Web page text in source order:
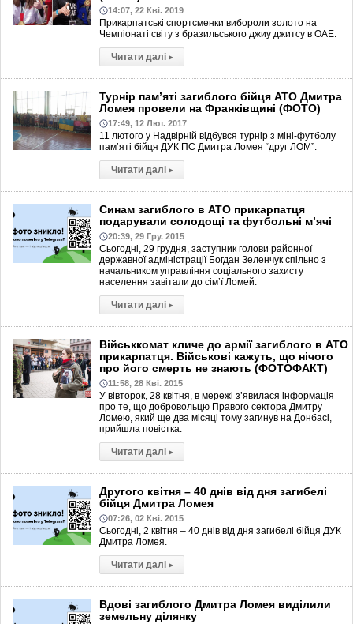
14:07, 22 Кві. 2019
Прикарпатські спортсменки вибороли золото на
Чемпіонаті світу з бразильського джиу джитсу в ОАЕ.
Читати далі ▸
Турнір пам’яті загиблого бійця АТО Дмитра
Ломея провели на Франківщині (ФОТО)
17:49, 12 Лют. 2017
11 лютого у Надвірній відбувся турнір з міні-футболу
пам’яті бійця ДУК ПС Дмитра Ломея “друг ЛОМ”.
Читати далі ▸
Синам загиблого в АТО прикарпатця
подарували солодощі та футбольні м’ячі
20:39, 29 Гру. 2015
Сьогодні, 29 грудня, заступник голови районної
державної адміністрації Богдан Зеленчук спільно з
начальником управління соціального захисту
населення завітали до сім’ї Ломей.
Читати далі ▸
Військкомат кличе до армії загиблого в АТО
прикарпатця. Військові кажуть, що нічого
про його смерть не знають (ФОТОФАКТ)
11:58, 28 Кві. 2015
У вівторок, 28 квітня, в мережі з’явилася інформація
про те, що добровольцю Правого сектора Дмитру
Ломею, який ще два місяці тому загинув на Донбасі,
прийшла повістка.
Читати далі ▸
Другого квітня – 40 днів від дня загибелі
бійця Дмитра Ломея
07:26, 02 Кві. 2015
Сьогодні, 2 квітня – 40 днів від дня загибелі бійця ДУК
Дмитра Ломея.
Читати далі ▸
Вдові загиблого Дмитра Ломея виділили
земельну ділянку